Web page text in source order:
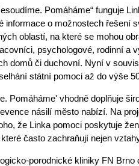
Pomáháme“ funguje
informace o možnostech řešení
oblastí, na které se mohou
psychologové, rodinní a
domů či duchovní. Nyní v
státní pomoci až do výše
Pomáháme' vhodně doplňuje
násilí město nabízí. Na
že Linka pomoci poskytuje
často zachraňují nejen
porodnické kliniky FN Brno